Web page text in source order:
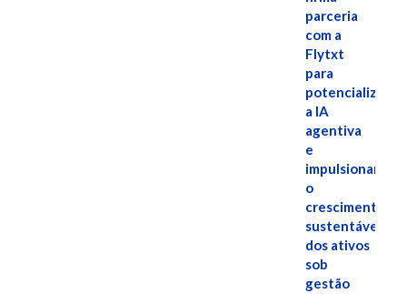
parceria
com a
Flytxt
para
potencializar
a IA
agentiva
e
impulsionar
o
crescimento
sustentável
dos ativos
sob
gestão